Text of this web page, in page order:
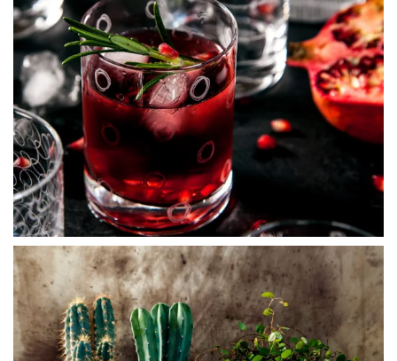
BLÄDDRA I GALLERI